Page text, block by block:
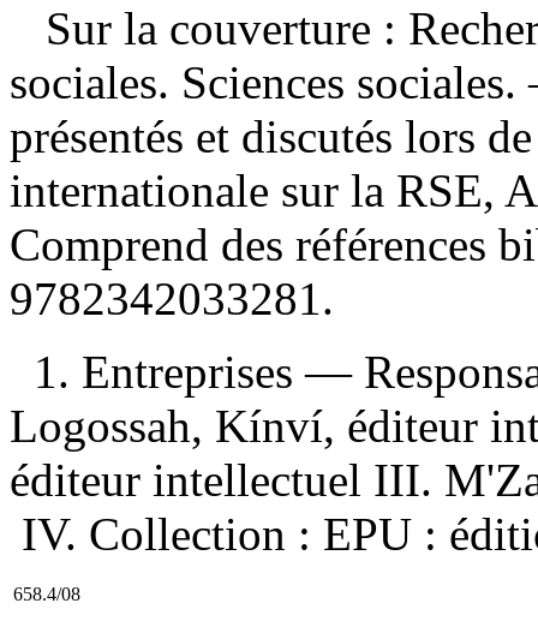
Sur la couverture :
sociales. Sciences
présentés et discutés lors
internationale sur la RSE,
Comprend des références
9782342033281.
1. Entreprises —
Logossah, Kínví, éditeur
éditeur intellectuel III.
IV. Collection : EPU :
658.4/08